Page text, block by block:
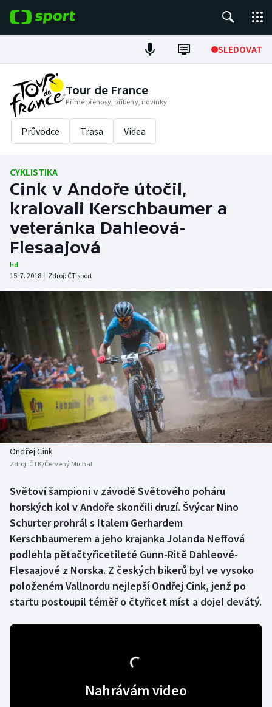
SLEDOVAT
Fotbal
Hokej
Tenis
Cyklistika
DALŠÍ SPORTY
Americký fotbal
Baseball a softbal
Basketbal
Boby a skeleton
Box
Curling
Dostihy
Florbal
Futsal
Golf
Gymnastika
Házená
NEPŘEHLÉDNĚTE
Soutěže
Historické návraty
Aplikace ČT sport
AZ kvíz
Tour de France
Přímé přenosy, příběhy, novinky
Průvodce Trasa Videa
CYKLISTIKA
Cink v Andoře útočil,
kralovali Kerschbaumer a
veteránka Dahleová-
Flesaajová
hd
15. 7. 2018 | Zdroj: ČT sport
Ondřej Cink
Zdroj: ČTK/Červený Michal
Světoví šampioni v závodě Světového poháru
horských kol v Andoře skončili druzí. Švýcar Nino
Schurter prohrál s Italem Gerhardem
Kerschbaumerem a jeho krajanka Jolanda Neffová
podlehla pětačtyřicetileté Gunn-Ritě Dahleové-
Flesaajové z Norska. Z českých bikerů byl ve vysoko
položeném Vallnordu nejlepší Ondřej Cink, jenž po
startu postoupil téměř o čtyřicet míst a dojel devátý.
Nahrávám video